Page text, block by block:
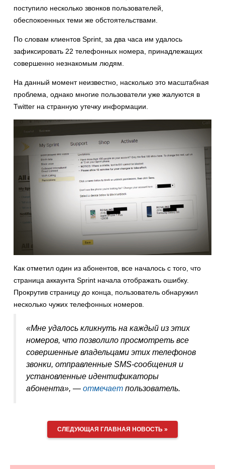
поступило несколько звонков пользователей,
обеспокоенных теми же обстоятельствами.
По словам клиентов Sprint, за два часа им удалось
зафиксировать 22 телефонных номера, принадлежащих
совершенно незнакомым людям.
На данный момент неизвестно, насколько это масштабная
проблема, однако многие пользователи уже жалуются в
Twitter на странную утечку информации.
Как отметил один из абонентов, все началось с того, что
страница аккаунта Sprint начала отображать ошибку.
Прокрутив страницу до конца, пользователь обнаружил
несколько чужих телефонных номеров.
«Мне удалось кликнуть на каждый из этих
номеров, что позволило просмотреть все
совершенные владельцами этих телефонов
звонки, отправленные SMS-сообщения и
установленные идентификаторы
абонента», — отмечает пользователь.
СЛЕДУЮЩАЯ ГЛАВНАЯ НОВОСТЬ »